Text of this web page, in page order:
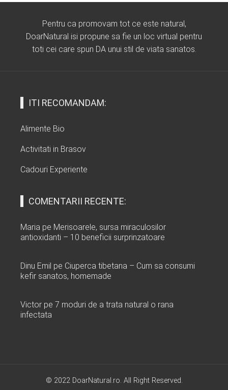
Pentru ca promovam tot ce este natural,
DoarNatural isi propune sa fie un loc virtual pentru
toti cei care spun DA unui stil de viata sanatos.
ITI RECOMANDAM:
Alimente Bio
Activitati in Brasov
Cadouri Experiente
COMENTARII RECENTE:
Maria pe Merisoarele, sursa miraculosilor
antioxidanti – 10 beneficii surprinzatoare
Dinu Emil pe Ciuperca tibetana – Cum sa consumi
kefir sanatos, homemade
Victor pe 7 moduri de a trata natural o rana
infectata
© 2022 DoarNatural.ro. All Right Reserved.